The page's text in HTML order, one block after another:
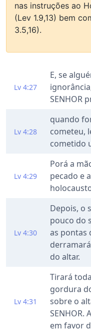
nas instruções ao
(Lev 1.9,13) bem
3.5,16).
Lv 4:27
E, se
SENHOR
Lv 4:28
quando
cometeu,
cometido
Lv 4:29
Porá a
pecado e
Lv 4:30
Depois, o
pouco do
as pontas
do altar.
Lv 4:31
Tirará
gordura
sobre o
SENHOR.
em favor